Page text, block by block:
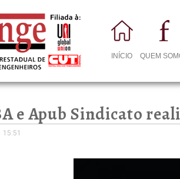
INÍCIO QUEM
e Apub Sindicato
15:51